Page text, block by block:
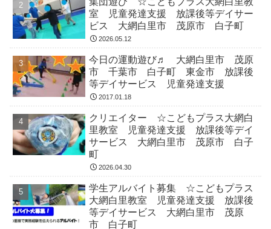
室 児童発達支援 放課後等デイサー
ビス 大網白里市 茂原市 白子町
2026.05.12
今日の運動遊び♬ 大網白里市 茂原
市 千葉市 白子町 東金市 放課後
等デイサービス 児童発達支援
2017.01.18
クリエイター ☆こどもプラス大網白
里教室 児童発達支援 放課後等デイ
サービス 大網白里市 茂原市 白子
町
2026.04.30
学生アルバイト募集 ☆こどもプラス
大網白里教室 児童発達支援 放課後
等デイサービス 大網白里市 茂原
市 白子町